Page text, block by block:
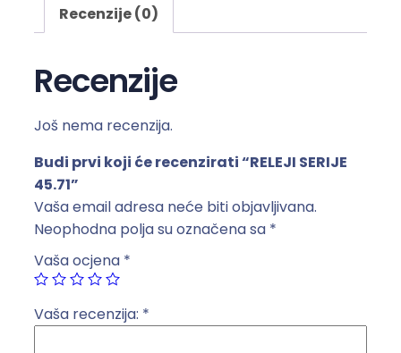
E
R
J
E
4
5
.
1
k
o
Recenzije (0)
Recenzije
Još nema recenzija.
Budi prvi koji će recenzirati “RELEJI SERIJE
45.71”
Vaša email adresa neće biti objavljivana.
Neophodna polja su označena sa *
Vaša ocjena *
Vaša recenzija: *